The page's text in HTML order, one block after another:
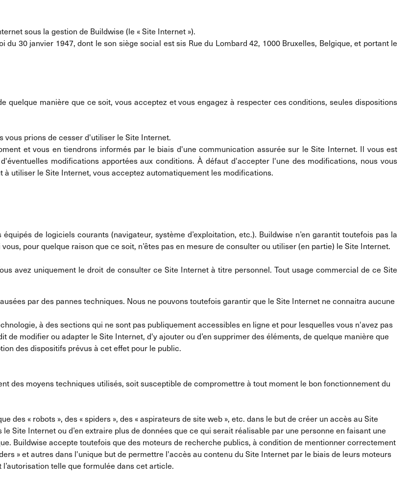
sous la gestion de Buildwise (le « Site Internet »).
30 janvier 1947, dont le son siège social est sis Rue du Lombard 42, 1000 Bruxelles, Belgique, et portant le
quelque manière que ce soit, vous acceptez et vous engagez à respecter ces conditions, seules dispositions
prions de cesser d'utiliser le Site Internet.
et vous en tiendrons informés par le biais d'une communication assurée sur le Site Internet. Il vous est
modifications apportées aux conditions. À défaut d'accepter l'une des modifications, nous vous
utiliser le Site Internet, vous acceptez automatiquement les modifications.
de logiciels courants (navigateur, système d’exploitation, etc.). Buildwise n’en garantit toutefois pas la
pour quelque raison que ce soit, n’êtes pas en mesure de consulter ou utiliser (en partie) le Site Internet.
avez uniquement le droit de consulter ce Site Internet à titre personnel. Tout usage commercial de ce Site
par des pannes techniques. Nous ne pouvons toutefois garantir que le Site Internet ne connaitra aucune
à des sections qui ne sont pas publiquement accessibles en ligne et pour lesquelles vous n'avez pas
modifier ou adapter le Site Internet, d'y ajouter ou d’en supprimer des éléments, de quelque manière que
des dispositifs prévus à cet effet pour le public.
des moyens techniques utilisés, soit susceptible de compromettre à tout moment le bon fonctionnement du
des « robots », des « spiders », des « aspirateurs de site web », etc. dans le but de créer un accès au Site
Site Internet ou d’en extraire plus de données que ce qui serait réalisable par une personne en faisant une
Buildwise accepte toutefois que des moteurs de recherche publics, à condition de mentionner correctement
» et autres dans l'unique but de permettre l'accès au contenu du Site Internet par le biais de leurs moteurs
telle que formulée dans cet article.